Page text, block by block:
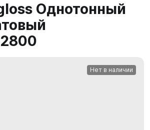
Однотонный
Нет в наличии